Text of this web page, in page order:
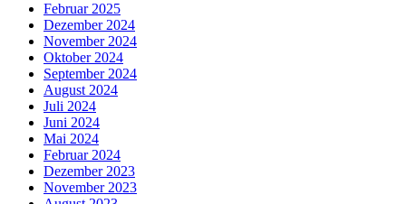
Februar 2025
Dezember 2024
November 2024
Oktober 2024
September 2024
August 2024
Juli 2024
Juni 2024
Mai 2024
Februar 2024
Dezember 2023
November 2023